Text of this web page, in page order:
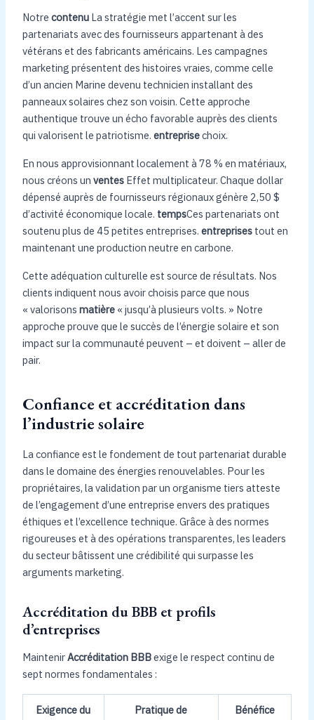
Notre contenuLa stratégie met l’accent sur les
partenariats avec des fournisseurs appartenant à des
vétérans et des fabricants américains. Les campagnes
marketing présentent des histoires vraies, comme celle
d’un ancien Marine devenu technicien installant des
panneaux solaires chez son voisin. Cette approche
authentique trouve un écho favorable auprès des clients
qui valorisent le patriotisme. entreprisechoix.
En nous approvisionnant localement à 78 % en matériaux,
nous créons un ventesEffet multiplicateur. Chaque dollar
dépensé auprès de fournisseurs régionaux génère 2,50 $
d’activité économique locale. tempsCes partenariats ont
soutenu plus de 45 petites entreprises. entreprisestout en
maintenant une production neutre en carbone.
Cette adéquation culturelle est source de résultats. Nos
clients indiquent nous avoir choisis parce que nous
« valorisons matière« jusqu’à plusieurs volts. » Notre
approche prouve que le succès de l’énergie solaire et son
impact sur la communauté peuvent – ​​et doivent – ​​aller de
pair.
Confiance et accréditation dans
l’industrie solaire
La confiance est le fondement de tout partenariat durable
dans le domaine des énergies renouvelables. Pour les
propriétaires, la validation par un organisme tiers atteste
de l’engagement d’une entreprise envers des pratiques
éthiques et l’excellence technique. Grâce à des normes
rigoureuses et à des opérations transparentes, les leaders
du secteur bâtissent une crédibilité qui surpasse les
arguments marketing.
Accréditation du BBB et profils
d’entreprises
MaintenirAccréditation BBBexige le respect continu de
sept normes fondamentales :
Exigence du Pratique de Bénéfice